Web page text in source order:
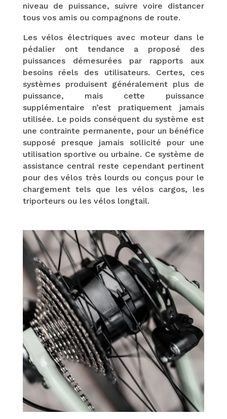
niveau de puissance, suivre voire distancer
tous vos amis ou compagnons de route.
Les vélos électriques avec moteur dans le
pédalier ont tendance a proposé des
puissances démesurées par rapports aux
besoins réels des utilisateurs. Certes, ces
systèmes produisent généralement plus de
puissance, mais cette puissance
supplémentaire n’est pratiquement jamais
utilisée. Le poids conséquent du système est
une contrainte permanente, pour un bénéfice
supposé presque jamais sollicité pour une
utilisation sportive ou urbaine. Ce système de
assistance central reste cependant pertinent
pour des vélos très lourds ou conçus pour le
chargement tels que les vélos cargos, les
triporteurs ou les vélos longtail.